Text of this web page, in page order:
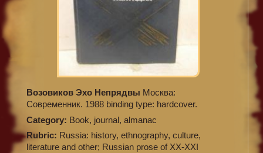
Возовиков Эхо Непрядвы Москва:
Современник. 1988 binding type: hardcover.
Category: Book, journal, almanac
Rubric: Russia: history, ethnography, culture,
literature and other; Russian prose of XX-XXI